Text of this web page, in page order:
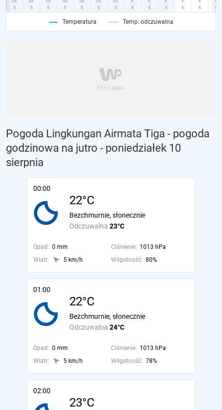
Temperatura Temp. odczuwalna
Pogoda Lingkungan Airmata Tiga - pogoda
godzinowa na jutro - poniedziałek 10
sierpnia
00:00
22°C
Odczuwalna 23°C
Bezchmurnie, słonecznie
Opad: 0 mm Ciśnienie: 1013 hPa
Wiatr:
5 km/h Wilgotność: 80%
01:00
22°C
Odczuwalna 24°C
Bezchmurnie, słonecznie
Opad: 0 mm Ciśnienie: 1013 hPa
Wiatr:
5 km/h Wilgotność: 78%
02:00
23°C